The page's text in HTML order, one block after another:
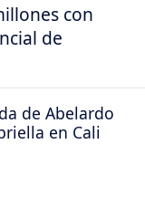
con
de
de Abelardo
en Cali